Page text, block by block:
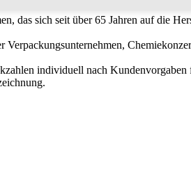
das sich seit über 65 Jahren auf die
individuell nach